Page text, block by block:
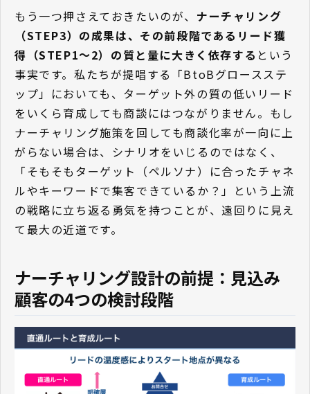
もう一つ押さえておきたいのが、 ナーチャリング
（STEP3）の成果は、その前段階であるリード獲
得（STEP1〜2）の質と量に大きく依存する という
事実です。私たちが提唱する「BtoBグロースステ
ップ」においても、ターゲット外の質の低いリード
をいくら育成しても商談にはつながりません。もし
ナーチャリング施策を回しても商談化率が一向に上
がらない場合は、シナリオをいじるのではなく、
「そもそもターゲット（ペルソナ）に合ったチャネ
ルやキーワードで集客できているか？」という上流
の戦略に立ち返る勇気を持つことが、遠回りに見え
て最大の近道です。
ナーチャリング設計の前提：見込み
顧客の4つの検討段階